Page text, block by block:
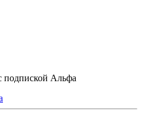
подпиской Альфа